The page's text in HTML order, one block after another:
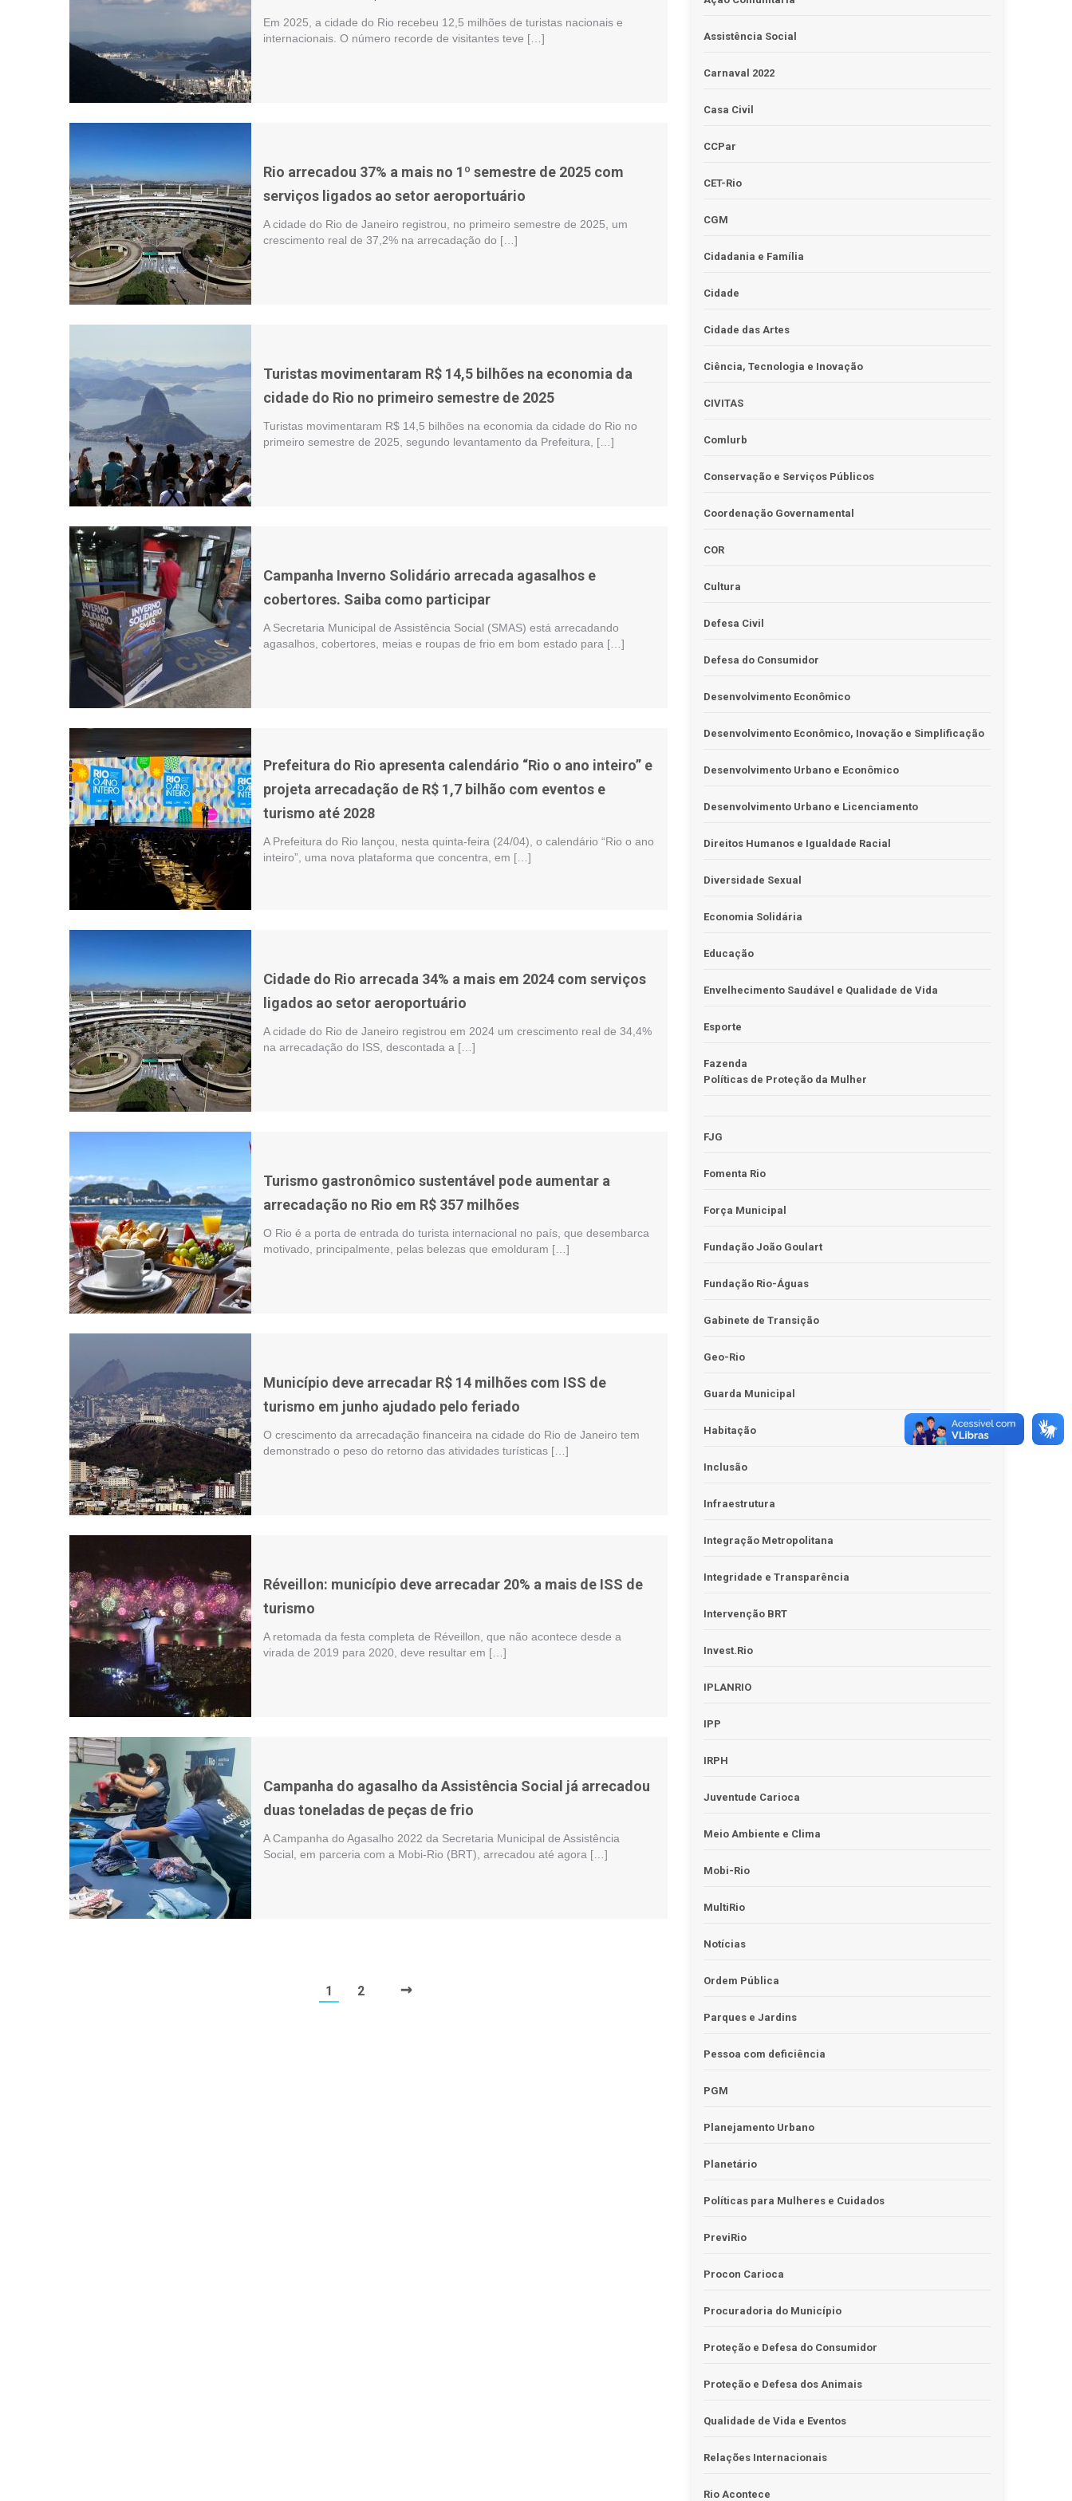
Em 2025, a cidade do Rio recebeu 12,5 milhões de turistas nacionais e
internacionais. O número recorde de visitantes teve […]
Rio arrecadou 37% a mais no 1º semestre de 2025 com
serviços ligados ao setor aeroportuário
A cidade do Rio de Janeiro registrou, no primeiro semestre de 2025, um
crescimento real de 37,2% na arrecadação do […]
Turistas movimentaram R$ 14,5 bilhões na economia da
cidade do Rio no primeiro semestre de 2025
Turistas movimentaram R$ 14,5 bilhões na economia da cidade do Rio no
primeiro semestre de 2025, segundo levantamento da Prefeitura, […]
Campanha Inverno Solidário arrecada agasalhos e
cobertores. Saiba como participar
A Secretaria Municipal de Assistência Social (SMAS) está arrecadando
agasalhos, cobertores, meias e roupas de frio em bom estado para […]
Prefeitura do Rio apresenta calendário “Rio o ano inteiro” e
projeta arrecadação de R$ 1,7 bilhão com eventos e
turismo até 2028
A Prefeitura do Rio lançou, nesta quinta-feira (24/04), o calendário “Rio o ano
inteiro”, uma nova plataforma que concentra, em […]
Cidade do Rio arrecada 34% a mais em 2024 com serviços
ligados ao setor aeroportuário
A cidade do Rio de Janeiro registrou em 2024 um crescimento real de 34,4%
na arrecadação do ISS, descontada a […]
Turismo gastronômico sustentável pode aumentar a
arrecadação no Rio em R$ 357 milhões
O Rio é a porta de entrada do turista internacional no país, que desembarca
motivado, principalmente, pelas belezas que emolduram […]
Município deve arrecadar R$ 14 milhões com ISS de
turismo em junho ajudado pelo feriado
O crescimento da arrecadação financeira na cidade do Rio de Janeiro tem
demonstrado o peso do retorno das atividades turísticas […]
Réveillon: município deve arrecadar 20% a mais de ISS de
turismo
A retomada da festa completa de Réveillon, que não acontece desde a
virada de 2019 para 2020, deve resultar em […]
Campanha do agasalho da Assistência Social já arrecadou
duas toneladas de peças de frio
A Campanha do Agasalho 2022 da Secretaria Municipal de Assistência
Social, em parceria com a Mobi-Rio (BRT), arrecadou até agora […]
1 2 →
Assistência Social
Carnaval 2022
Casa Civil
CCPar
CET-Rio
CGM
Cidadania e Família
Cidade
Cidade das Artes
Ciência, Tecnologia e Inovação
CIVITAS
Comlurb
Conservação e Serviços Públicos
Coordenação Governamental
COR
Cultura
Defesa Civil
Defesa do Consumidor
Desenvolvimento Econômico
Desenvolvimento Econômico, Inovação e Simplificação
Desenvolvimento Urbano e Econômico
Desenvolvimento Urbano e Licenciamento
Direitos Humanos e Igualdade Racial
Diversidade Sexual
Economia Solidária
Educação
Envelhecimento Saudável e Qualidade de Vida
Esporte
Fazenda
Políticas de Proteção da Mulher
FJG
Fomenta Rio
Força Municipal
Fundação João Goulart
Fundação Rio-Águas
Gabinete de Transição
Geo-Rio
Guarda Municipal
Habitação
Inclusão
Infraestrutura
Integração Metropolitana
Integridade e Transparência
Intervenção BRT
Invest.Rio
IPLANRIO
IPP
IRPH
Juventude Carioca
Meio Ambiente e Clima
Mobi-Rio
MultiRio
Notícias
Ordem Pública
Parques e Jardins
Pessoa com deficiência
PGM
Planejamento Urbano
Planetário
Políticas para Mulheres e Cuidados
PreviRio
Procon Carioca
Procuradoria do Município
Proteção e Defesa do Consumidor
Proteção e Defesa dos Animais
Qualidade de Vida e Eventos
Relações Internacionais
Rio Acontece